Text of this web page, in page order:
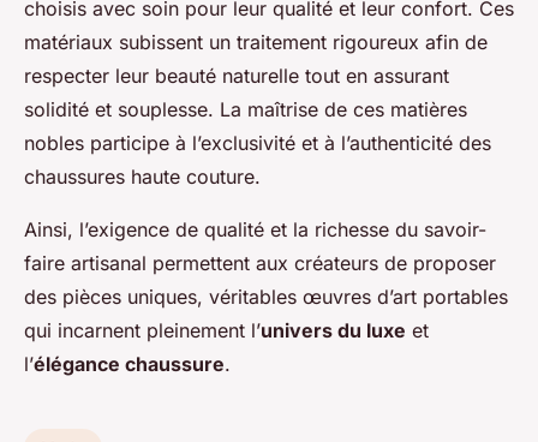
choisis avec soin pour leur qualité et leur confort. Ces
matériaux subissent un traitement rigoureux afin de
respecter leur beauté naturelle tout en assurant
solidité et souplesse. La maîtrise de ces matières
nobles participe à l’exclusivité et à l’authenticité des
chaussures haute couture.
Ainsi, l’exigence de qualité et la richesse du savoir-
faire artisanal permettent aux créateurs de proposer
des pièces uniques, véritables œuvres d’art portables
qui incarnent pleinement l’univers du luxe et
l’élégance chaussure.